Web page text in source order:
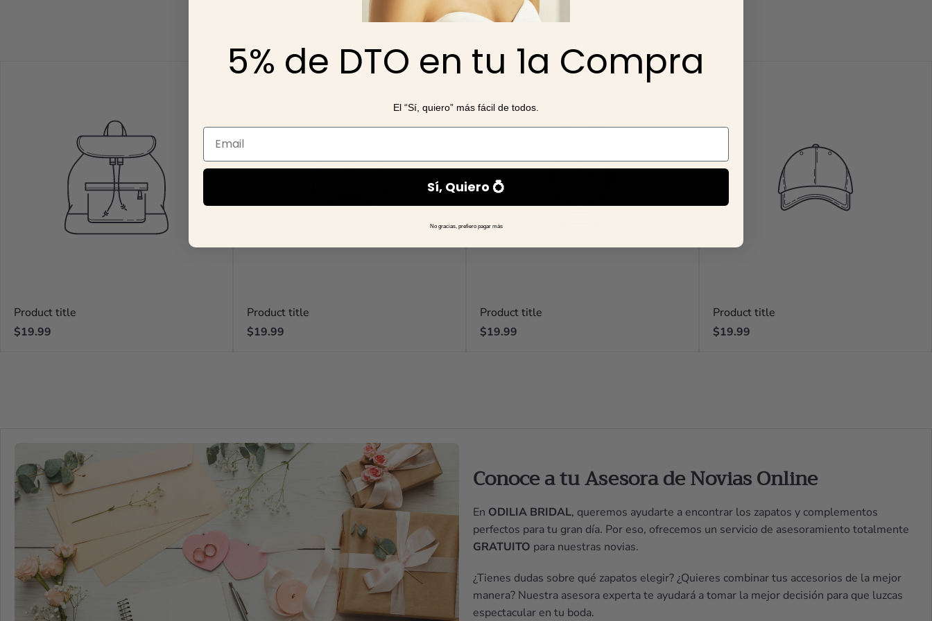
fraudulentas y cancelamos el pedido.
Recomendaciones
Product title
Regular
$19.99
Product title
Regular
$19.99
Product title
Regular
$19.99
Product title
Regular
$19.99
Conoce a tu Asesora de Novias Online
En ODILIA BRIDAL, queremos ayudarte a encontrar los zapatos y complementos
perfectos para tu gran día. Por eso, ofrecemos un servicio de asesoramiento totalmente
GRATUITO para nuestras novias.
¿Tienes dudas sobre qué zapatos elegir? ¿Quieres combinar tus accesorios de la mejor
manera? Nuestra asesora experta te ayudará a tomar la mejor decisión para que luzcas
espectacular en tu boda.
5% de DTO en tu 1a Compra
El “Sí, quiero” más fácil de todos.
Email
Sí, Quiero 💍
No gracias, prefiero pagar más